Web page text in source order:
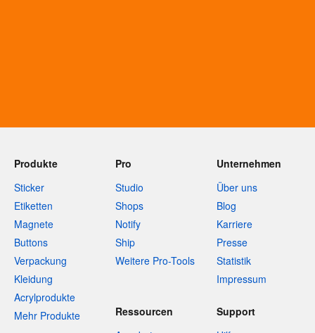
Produkte
Sticker
Etiketten
Magnete
Buttons
Verpackung
Kleidung
Acrylprodukte
Mehr Produkte
Pro
Studio
Shops
Notify
Ship
Weitere Pro-Tools
Unternehmen
Über uns
Blog
Karriere
Presse
Statistik
Impressum
Ressourcen
Support